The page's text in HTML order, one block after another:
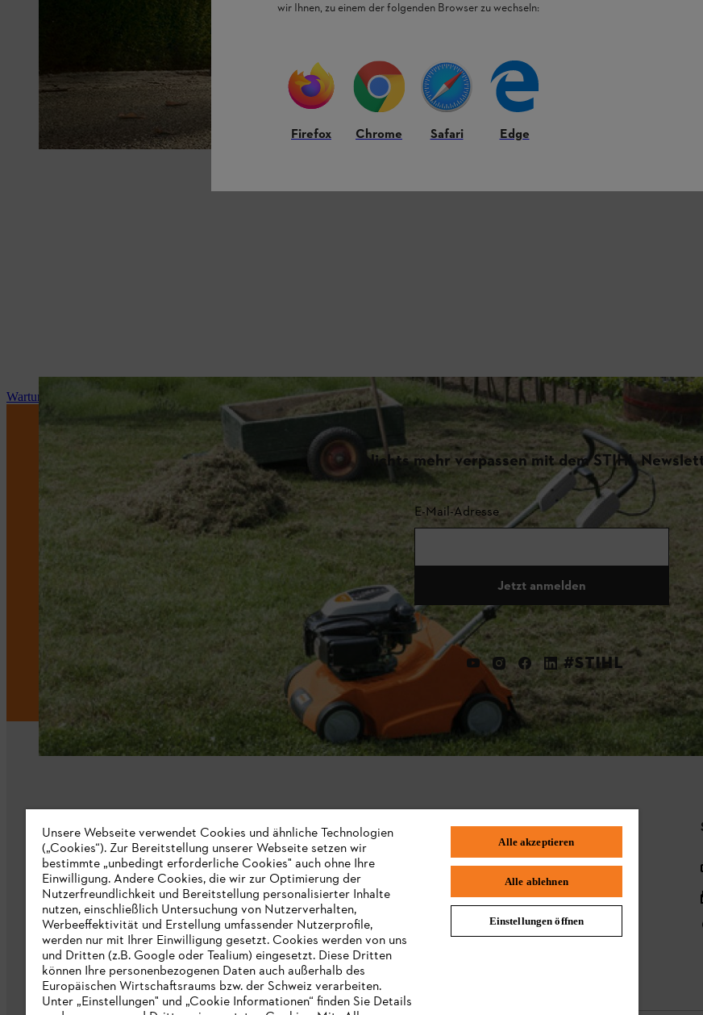
Wartung und Reparatur
Nichts mehr verpassen mit dem STIHL
E-Mail-Adresse
Jetzt anmelden
#STIHL
Unternehmen
Über uns
Katalog
Informationen für Lieferanten
STIHL Hinweisgebersystem
Häufig gestellte Fragen
Sortiment
Batterien und elektrische Geräte
Bedienungsanleitungen
wir Ihnen, zu einem der folgenden Browser zu wechseln:
Firefox Chrome Safari Edge
Unsere Webseite verwendet Cookies und ähnliche Technologien
(„Cookies“). Zur Bereitstellung unserer Webseite setzen wir
bestimmte „unbedingt erforderliche Cookies" auch ohne Ihre
Einwilligung. Andere Cookies, die wir zur Optimierung der
Nutzerfreundlichkeit und Bereitstellung personalisierter Inhalte
nutzen, einschließlich Untersuchung von Nutzerverhalten,
Werbeeffektivität und Erstellung umfassender Nutzerprofile,
werden nur mit Ihrer Einwilligung gesetzt. Cookies werden von uns
und Dritten (z.B. Google oder Tealium) eingesetzt. Diese Dritten
können Ihre personenbezogenen Daten auch außerhalb des
Europäischen Wirtschaftsraums bzw. der Schweiz verarbeiten.
Unter „Einstellungen" und „Cookie Informationen“ finden Sie Details
Alle akzeptieren
Alle ablehnen
Einstellungen öffnen